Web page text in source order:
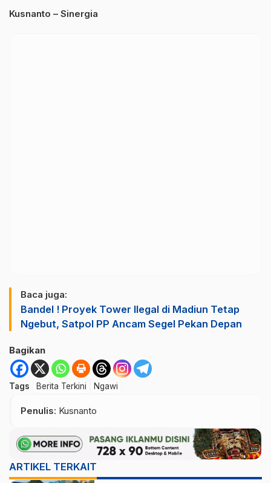
Kusnanto – Sinergia
Baca juga:
Bandel ! Proyek Tower Ilegal di Madiun Tetap
Ngebut, Satpol PP Ancam Segel Pekan Depan
Bagikan
Tags Berita Terkini Ngawi
Penulis: Kusnanto
ARTIKEL TERKAIT